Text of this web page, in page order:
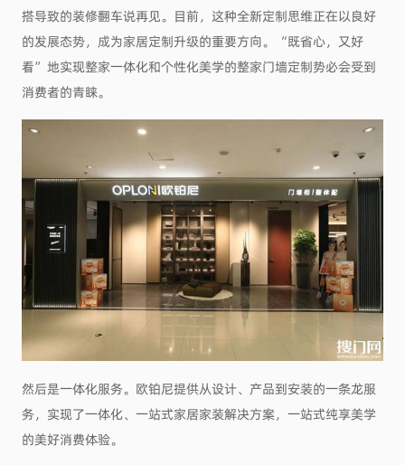
搭导致的装修翻车说再见。目前，这种全新定制思维正在以良好
的发展态势，成为家居定制升级的重要方向。“既省心，又好
看”地实现整家一体化和个性化美学的整家门墙定制势必会受到
消费者的青睐。
然后是一体化服务。欧铂尼提供从设计、产品到安装的一条龙服
务，实现了一体化、一站式家居家装解决方案，一站式纯享美学
的美好消费体验。